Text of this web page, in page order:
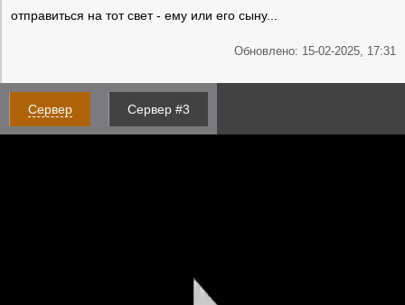
отправиться на тот свет - ему или его сыну...
Обновлено: 15-02-2025, 17:31
Сервер Сервер #3